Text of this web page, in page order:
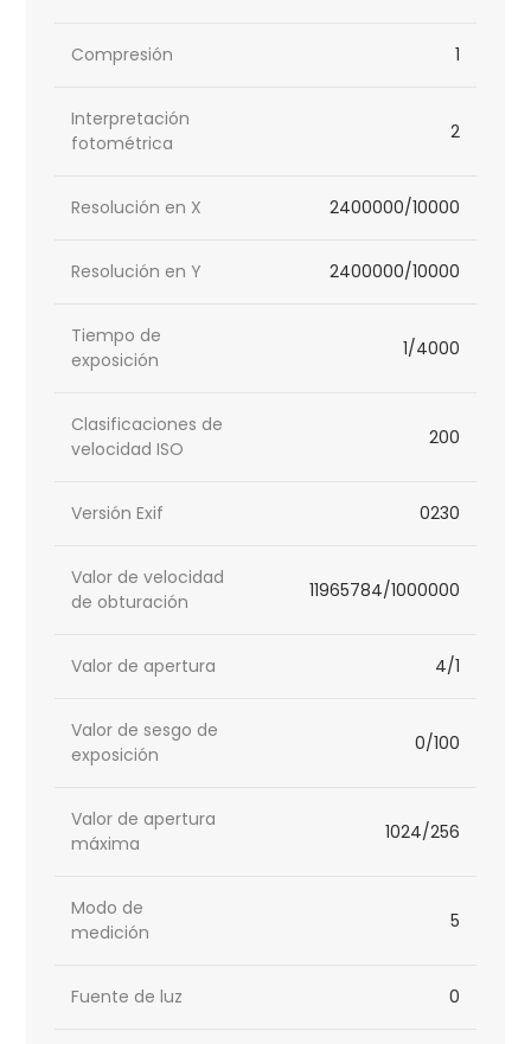
Compresión 1
Interpretación
fotométrica
2
Resolución en X 2400000/10000
Resolución en Y 2400000/10000
Tiempo de
exposición
1/4000
Clasificaciones de
velocidad ISO
200
Versión Exif 0230
Valor de velocidad
de obturación
11965784/1000000
Valor de apertura 4/1
Valor de sesgo de
exposición
0/100
Valor de apertura
máxima
1024/256
Modo de
medición
5
Fuente de luz 0